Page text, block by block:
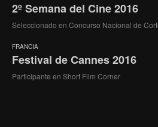
2º Semana del Cine 2016
Seleccionado en Concurso Nacional de
FRANCIA
Festival de Cannes 2016
Participante en Short Film Corner